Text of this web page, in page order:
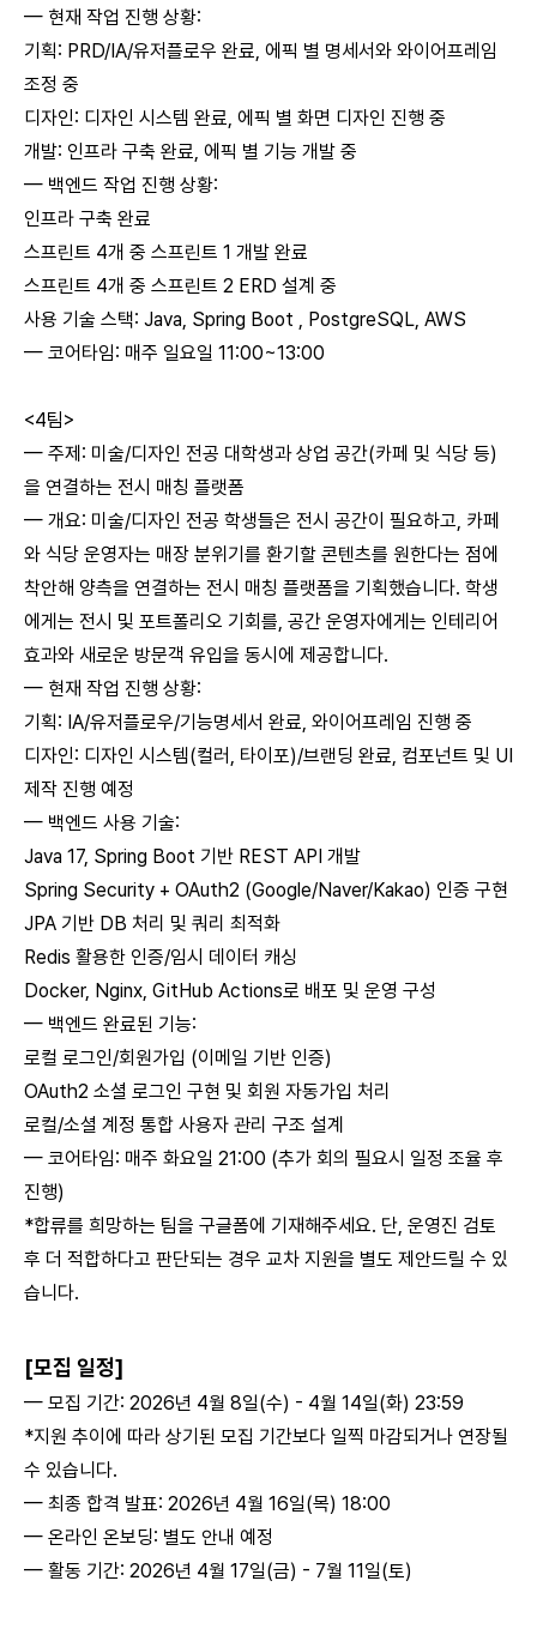
— 현재 작업 진행 상황:
기획: PRD/IA/유저플로우 완료, 에픽 별 명세서와 와이어프레임
조정 중
디자인: 디자인 시스템 완료, 에픽 별 화면 디자인 진행 중
개발: 인프라 구축 완료, 에픽 별 기능 개발 중
— 백엔드 작업 진행 상황:
인프라 구축 완료
스프린트 4개 중 스프린트 1 개발 완료
스프린트 4개 중 스프린트 2 ERD 설계 중
사용 기술 스택: Java, Spring Boot , PostgreSQL, AWS
— 코어타임: 매주 일요일 11:00~13:00
<4팀>
— 주제: 미술/디자인 전공 대학생과 상업 공간(카페 및 식당 등)
을 연결하는 전시 매칭 플랫폼
— 개요: 미술/디자인 전공 학생들은 전시 공간이 필요하고, 카페
와 식당 운영자는 매장 분위기를 환기할 콘텐츠를 원한다는 점에
착안해 양측을 연결하는 전시 매칭 플랫폼을 기획했습니다. 학생
에게는 전시 및 포트폴리오 기회를, 공간 운영자에게는 인테리어
효과와 새로운 방문객 유입을 동시에 제공합니다.
— 현재 작업 진행 상황:
기획: IA/유저플로우/기능명세서 완료, 와이어프레임 진행 중
디자인: 디자인 시스템(컬러, 타이포)/브랜딩 완료, 컴포넌트 및 UI
제작 진행 예정
— 백엔드 사용 기술:
Java 17, Spring Boot 기반 REST API 개발
Spring Security + OAuth2 (Google/Naver/Kakao) 인증 구현
JPA 기반 DB 처리 및 쿼리 최적화
Redis 활용한 인증/임시 데이터 캐싱
Docker, Nginx, GitHub Actions로 배포 및 운영 구성
— 백엔드 완료된 기능:
로컬 로그인/회원가입 (이메일 기반 인증)
OAuth2 소셜 로그인 구현 및 회원 자동가입 처리
로컬/소셜 계정 통합 사용자 관리 구조 설계
— 코어타임: 매주 화요일 21:00 (추가 회의 필요시 일정 조율 후
진행)
*합류를 희망하는 팀을 구글폼에 기재해주세요. 단, 운영진 검토
후 더 적합하다고 판단되는 경우 교차 지원을 별도 제안드릴 수 있
습니다.
[모집 일정]
— 모집 기간: 2026년 4월 8일(수) - 4월 14일(화) 23:59
*지원 추이에 따라 상기된 모집 기간보다 일찍 마감되거나 연장될
수 있습니다.
— 최종 합격 발표: 2026년 4월 16일(목) 18:00
— 온라인 온보딩: 별도 안내 예정
— 활동 기간: 2026년 4월 17일(금) - 7월 11일(토)